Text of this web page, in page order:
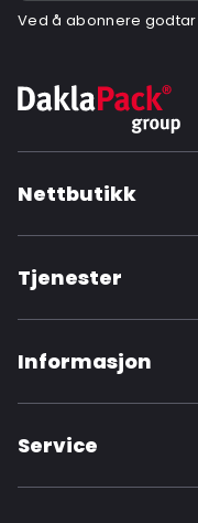
Ved å abonnere
Nettbutikk
Tjenester
Informasjon
Service